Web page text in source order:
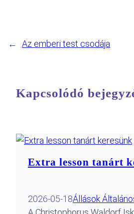
← Az emberi test csodája
Kapcsolódó
Extra lesson tanárt
2026-05-18Állások